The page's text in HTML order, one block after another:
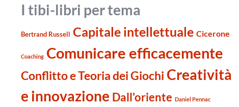
I tibi-libri per tema
Bertrand Russell Capitale intellettuale Cicerone
Coaching Comunicare efficacemente
Conflitto e Teoria dei Giochi Creatività
e innovazione Dall'oriente Daniel Pennac